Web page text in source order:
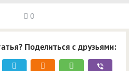
0
Поделиться с друзьями: